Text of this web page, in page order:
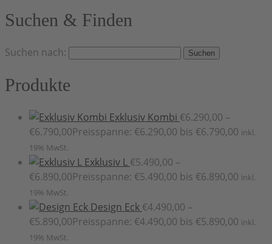
Suchen & Finden
Suchen nach:
Produkte
Exklusiv Kombi €6.290,00 –
€6.790,00Preisspanne: €6.290,00 bis €6.790,00 inkl.
19% MwSt.
Exklusiv L €5.490,00 –
€6.890,00Preisspanne: €5.490,00 bis €6.890,00 inkl.
19% MwSt.
Design Eck €4.490,00 –
€5.890,00Preisspanne: €4.490,00 bis €5.890,00 inkl.
19% MwSt.